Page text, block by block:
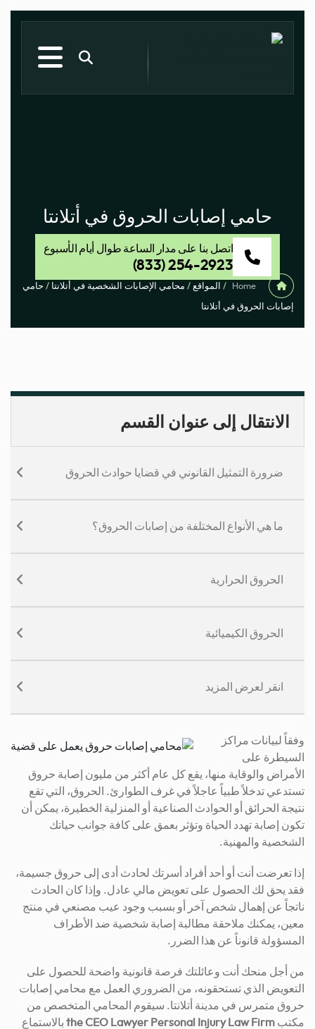
حامي إصابات الحروق في أتلانتا
اتصل بنا على مدار الساعة طوال أيام الأسبوع
(833) 254-2923
/ المواقع / محامي الإصابات الشخصية في أتلانتا / حامي
إصابات الحروق في أتلانتا
الانتقال إلى عنوان القسم
ضرورة التمثيل القانوني في قضايا حوادث الحروق
ما هي الأنواع المختلفة من إصابات الحروق؟
الحروق الحرارية
الحروق الكيميائية
انقر لعرض المزيد
وفقاً لبيانات مراكز
السيطرة على
الأمراض والوقاية منها، يقع كل عام أكثر من مليون إصابة حروق
تستدعي تدخلاً طبياً عاجلاً في غرف الطوارئ. الحروق، التي تقع
نتيجة الحرائق أو الحوادث الصناعية أو المنزلية الخطيرة، يمكن أن
تكون إصابة تهدد الحياة وتؤثر بعمق على كافة جوانب حياتك
الشخصية والمهنية.
إذا تعرضت أنت أو أحد أفراد أسرتك لحادث أدى إلى حروق جسيمة،
فقد يحق لك الحصول على تعويض مالي عادل. وإذا كان الحادث
ناتجاً عن إهمال شخص آخر أو بسبب وجود عيب مصنعي في منتج
معين، يمكنك ملاحقة مطالبة إصابة شخصية ضد الأطراف
المسؤولة قانوناً عن هذا الضرر.
من أجل منحك أنت وعائلتك فرصة قانونية واضحة للحصول على
التعويض الذي تستحقونه، من الضروري العمل مع محامي إصابات
حروق متمرس في مدينة أتلانتا. سيقوم المحامي المتخصص من
مكتب the CEO Lawyer Personal Injury Law Firm بالاستماع